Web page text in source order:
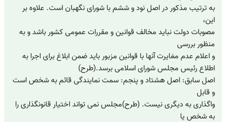
به‏ ترتیب‏ مذکور در اصل‏ نود و ششم‏ با شورای‏ نگهبان‏ است‏. علاوه‏ بر
این‏،
مصوبات‏ دولت‏ نباید مخالف قوانین‏ و مقررات‏ عمومی‏ کشور باشد و به‏
منظور بررسی‏
و اعلام‏ عدم‏ مغایرت‏ آنها با قوانین‏ مزبور باید ضمن‏ ابلاغ‏ برای‏ اجرا به‏
اطلاع‏ رئیس‏ مجلس‏ شورای‏ اسلامی‏ برسد.(طرح)
‎‎اصل‏ سابق‏: اصل‏ هشتاد و پنجم:‏ سمت‏ نمایندگی‏ قائم‏ به‏ شخص‏ است‏
و قابل‏
واگذاری‏ به‏ دیگری‏ نیست‏. (طرح)مجلس‏ نمی‏ تواند اختیار قانونگذاری‏ را
به‏ شخص‏ یا